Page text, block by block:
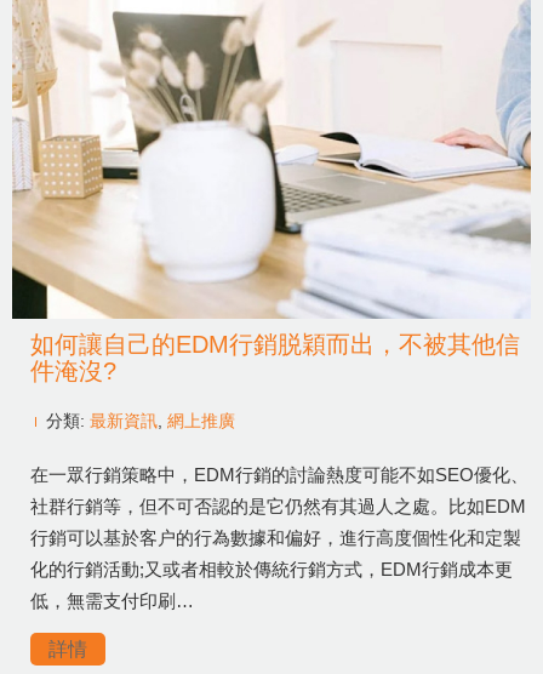
如何讓自己的EDM行銷脱穎而出，不被其他信
件淹沒?
分類: 最新資訊 網上推廣
在一眾行銷策略中，EDM行銷的討論熱度可能不如SEO優化、
社群行銷等，但不可否認的是它仍然有其過人之處。比如EDM
行銷可以基於客户的行為數據和偏好，進行高度個性化和定製
化的行銷活動;又或者相較於傳統行銷方式，EDM行銷成本更
低，無需支付印刷…
詳情